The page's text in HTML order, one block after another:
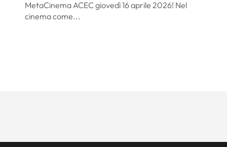
MetaCinema ACEC giovedì 16 aprile 2026! Nel
cinema come...